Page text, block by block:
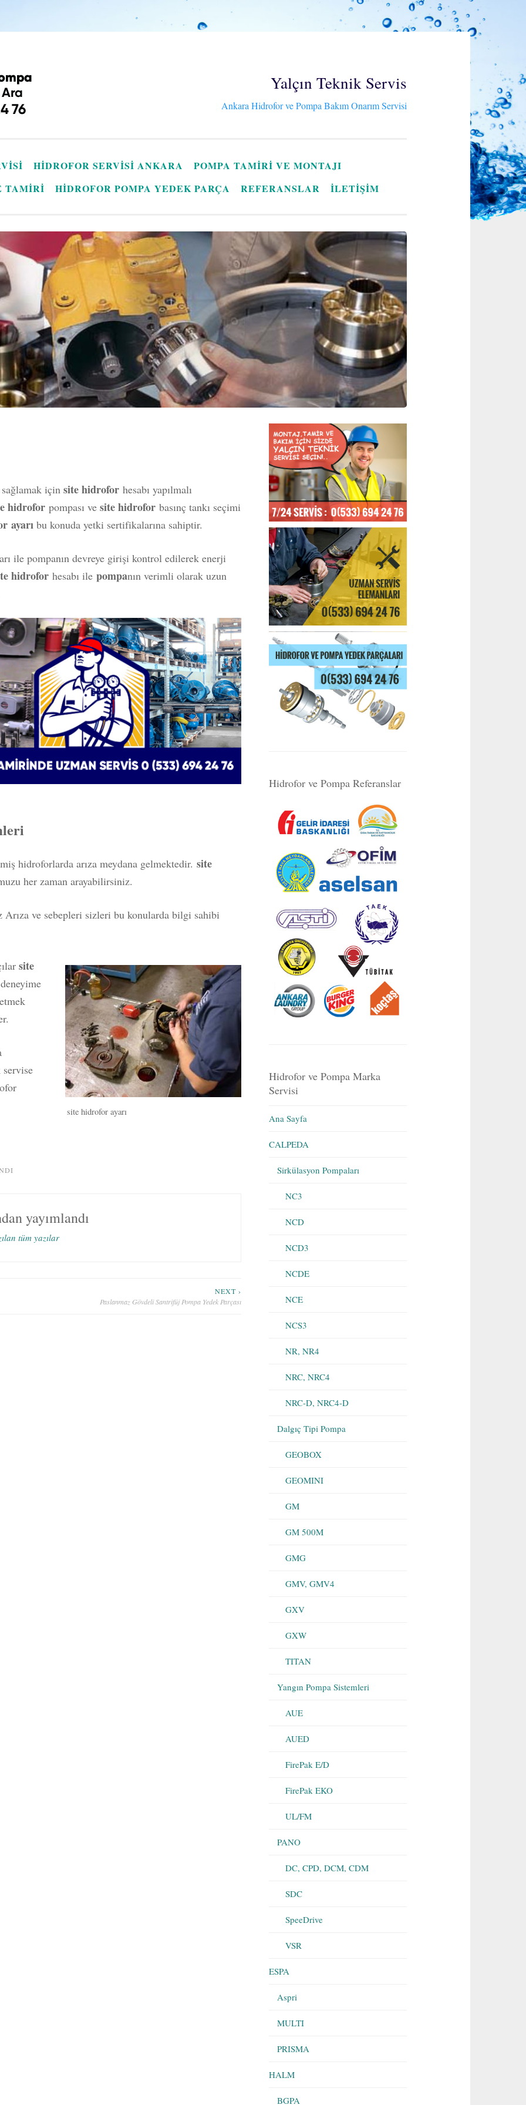
Yalçın Teknik Servis
Ankara Hidrofor ve Pompa Bakım Onarım Servisi
HIDROFOR SERVISI ANKARA
POMPA TAMIRI VE MONTAJI
TAMIRI
HIDROFOR POMPA YEDEK PARÇA REFERANSLAR İLETİŞİM
için site hidroforhesabı yapılmalı
hidroforpompası vesite hidroforbasınç tankı seçimi
ayarıbu konuda yetki sertifikalarına sahiptir.
ile pompanın devreye girişi kontrol edilerek enerji
hidroforhesabı ile pompanın verimli olarak uzun
hidroforlarda arıza meydana gelmektedir. site
her zaman arayabilirsiniz.
Arıza ve sebepleri sizleri bu konularda bilgi sahibi
site hidrofor ayarı
site
yayımlandı
tüm yazılar
NEXT ›
Paslanmaz Gövdeli Santrifüj Pompa Yedek Parçası
Hidrofor ve Pompa Referanslar
Hidrofor ve Pompa Marka
Servisi
Ana Sayfa
CALPEDA
Sirkülasyon Pompaları
NC3
NCD
NCD3
NCDE
NCE
NCS3
NR, NR4
NRC, NRC4
NRC-D, NRC4-D
Dalgıç Tipi Pompa
GEOBOX
GEOMINI
GM
GM 500M
GMG
GMV, GMV4
GXV
GXW
TITAN
Yangın Pompa Sistemleri
AUE
AUED
FirePak E/D
FirePak EKO
UL/FM
PANO
DC, CPD, DCM, CDM
SDC
SpeeDrive
VSR
ESPA
Aspri
MULTI
PRISMA
HALM
BGPA